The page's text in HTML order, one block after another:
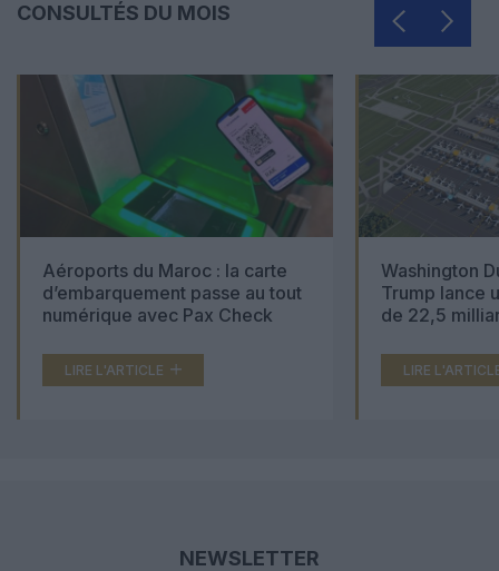
CONSULTÉS DU MOIS
Aéroports du Maroc : la carte
d’embarquement passe au tout
numérique avec Pax Check
LIRE L'ARTICLE
Washington
Trump lance
de 22,5
LIRE
NEWSLETTER